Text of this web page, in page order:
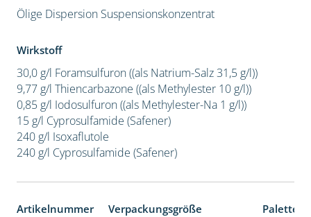
Ölige Dispersion Suspensionskonzentrat
Wirkstoff
30,0 g/l Foramsulfuron ((als Natrium-Salz 31,5 g/l))
9,77 g/l Thiencarbazone ((als Methylester 10 g/l))
0,85 g/l Iodosulfuron ((als Methylester-Na 1 g/l))
15 g/l Cyprosulfamide (Safener)
240 g/l Isoxaflutole
240 g/l Cyprosulfamide (Safener)
Artikelnummer Verpackungsgröße